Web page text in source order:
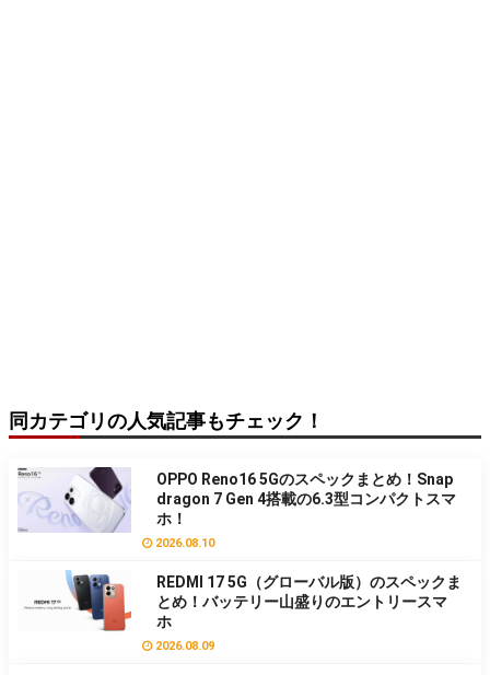
同カテゴリの人気記事もチェック！
OPPO Reno16 5Gのスペックまとめ！Snap
dragon 7 Gen 4搭載の6.3型コンパクトスマ
ホ！
2026.08.10
REDMI 17 5G（グローバル版）のスペックま
とめ！バッテリー山盛りのエントリースマ
ホ
2026.08.09